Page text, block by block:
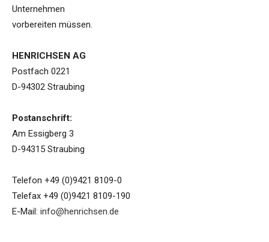
Unternehmen
vorbereiten müssen.
HENRICHSEN AG
Postfach 0221
D-94302 Straubing
Postanschrift:
Am Essigberg 3
D-94315 Straubing
Telefon +49 (0)9421 8109-0
Telefax +49 (0)9421 8109-190
E-Mail: info@henrichsen.de